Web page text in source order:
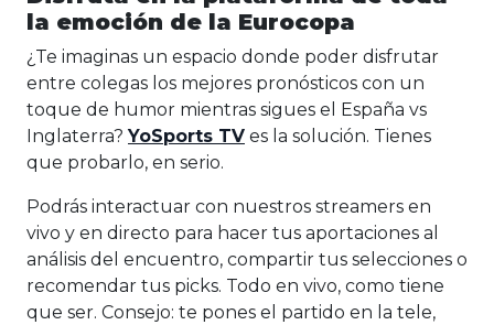
la emoción de la Eurocopa
¿Te imaginas un espacio donde poder disfrutar
entre colegas los mejores pronósticos con un
toque de humor mientras sigues el España vs
Inglaterra?YoSports TV es la solución. Tienes
que probarlo, en serio.
Podrás interactuar con nuestros streamers en
vivo y en directo para hacer tus aportaciones al
análisis del encuentro, compartir tus selecciones o
recomendar tus picks. Todo en vivo, como tiene
que ser. Consejo: te pones el partido en la tele,